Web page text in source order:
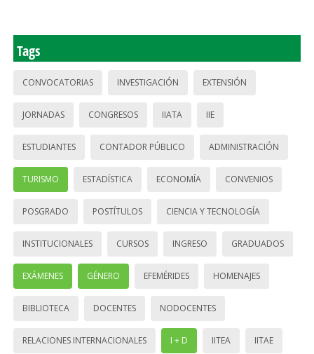
Tags
CONVOCATORIAS INVESTIGACIÓN EXTENSIÓN
JORNADAS CONGRESOS IIATA IIE
ESTUDIANTES CONTADOR PÚBLICO ADMINISTRACIÓN
TURISMO ESTADÍSTICA ECONOMÍA CONVENIOS
POSGRADO POSTÍTULOS CIENCIA Y TECNOLOGÍA
INSTITUCIONALES CURSOS INGRESO GRADUADOS
EXÁMENES GÉNERO EFEMÉRIDES HOMENAJES
BIBLIOTECA DOCENTES NODOCENTES
RELACIONES INTERNACIONALES I + D IITEA IITAE